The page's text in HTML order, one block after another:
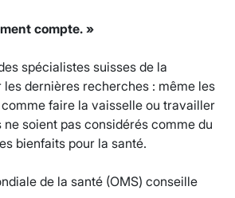
compte. »
spécialistes suisses de la
les dernières recherches : même les
faire la vaisselle ou travailler
ne soient pas considérés comme du
bienfaits pour la santé.
de la santé (OMS) conseille